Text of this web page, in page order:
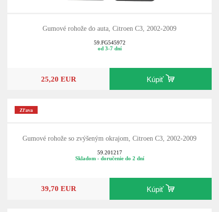
Gumové rohože do auta, Citroen C3, 2002-2009
59.FG545972
od 3-7 dní
25,20 EUR Kúpiť
Zľava
Gumové rohože so zvýšeným okrajom, Citroen C3, 2002-2009
59.201217
Skladom - doručenie do 2 dní
39,70 EUR Kúpiť